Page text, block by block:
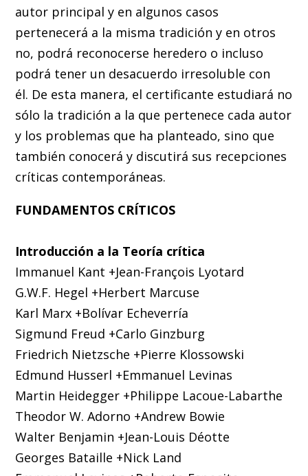
autor principal y en algunos casos
pertenecerá a la misma tradición y en otros
no, podrá reconocerse heredero o incluso
podrá tener un desacuerdo irresoluble con
él. De esta manera, el certificante estudiará no
sólo la tradición a la que pertenece cada autor
y los problemas que ha planteado, sino que
también conocerá y discutirá sus recepciones
críticas contemporáneas.
FUNDAMENTOS CRÍTICOS
Introducción a la Teoría crítica
Immanuel Kant +Jean-François Lyotard
G.W.F. Hegel +Herbert Marcuse
Karl Marx +Bolívar Echeverría
Sigmund Freud +Carlo Ginzburg
Friedrich Nietzsche +Pierre Klossowski
Edmund Husserl +Emmanuel Levinas
Martin Heidegger +Philippe Lacoue-Labarthe
Theodor W. Adorno +Andrew Bowie
Walter Benjamin +Jean-Louis Déotte
Georges Bataille +Nick Land